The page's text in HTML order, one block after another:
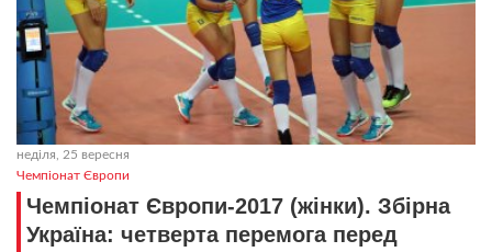
неділя, 25 вересня
Чемпіонат Європи
Чемпіонат Європи-2017 (жінки). Збірна
Україна: четверта перемога перед